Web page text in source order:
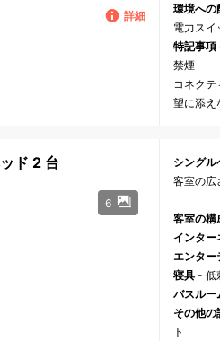
詳細
環境への
電力スイ
特記事項
禁煙
コネクテ
望に添え
ド 2 台
6
シングル
客室の広
客室の構
インター
エンター
寝具- 低
バスルー
その他の
ト